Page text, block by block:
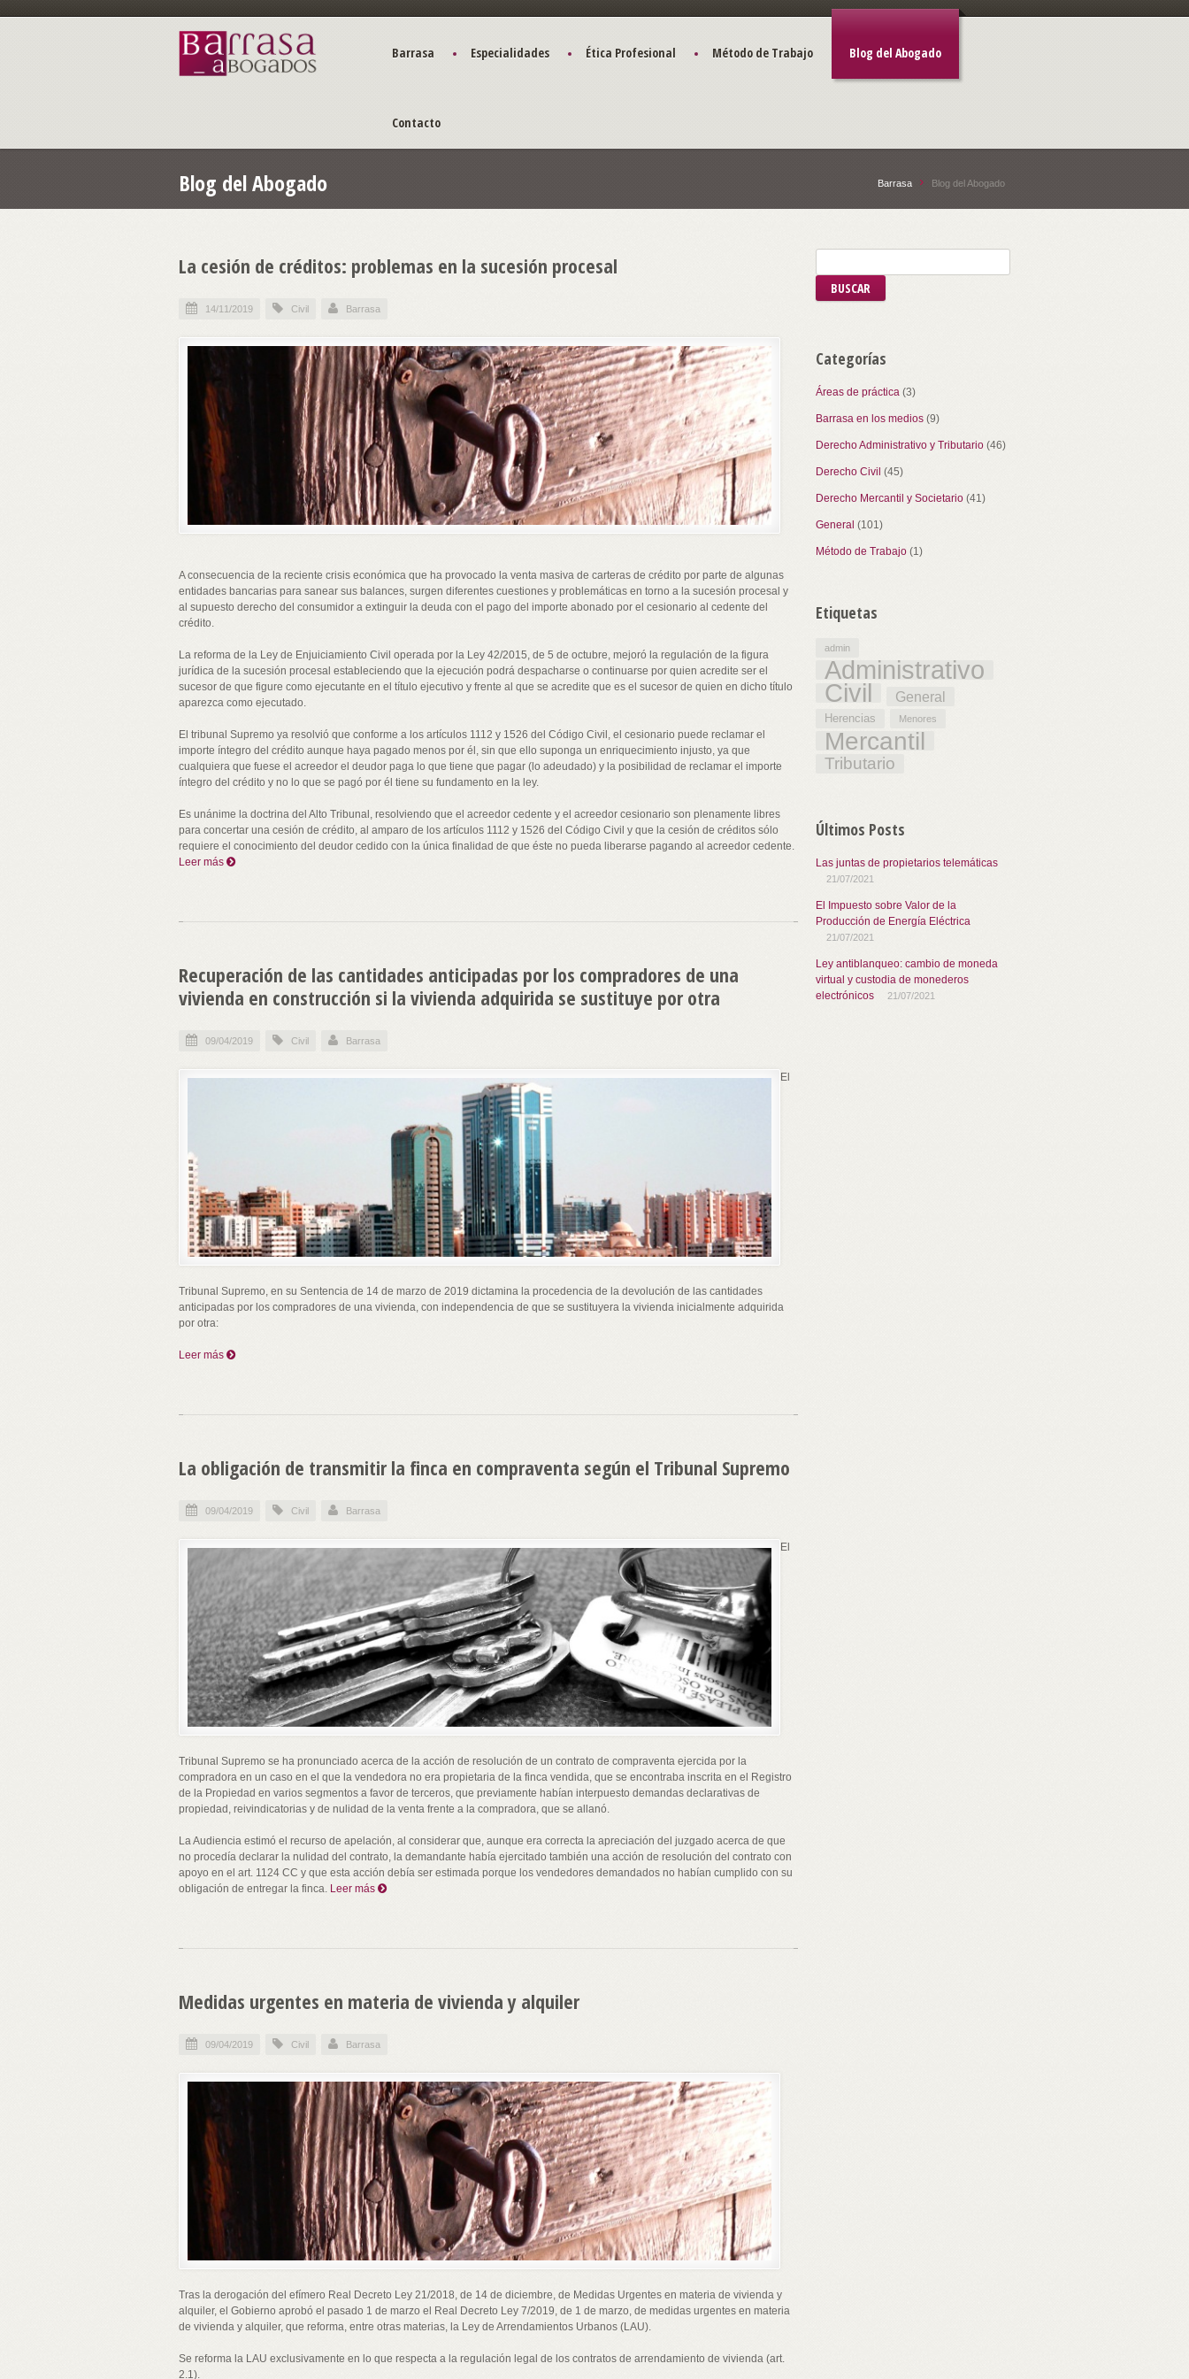
Barrasa Especialidades Ética Profesional Método de Trabajo Blog del Abogado
Contacto
Blog del Abogado Barrasa Blog del Abogado
La cesión de créditos: problemas en la sucesión procesal
14/11/2019 Civil Barrasa
A consecuencia de la reciente crisis económica que ha provocado la venta masiva de carteras de crédito por parte de algunas
entidades bancarias para sanear sus balances, surgen diferentes cuestiones y problemáticas en torno a la sucesión procesal y
al supuesto derecho del consumidor a extinguir la deuda con el pago del importe abonado por el cesionario al cedente del
crédito.
La reforma de la Ley de Enjuiciamiento Civil operada por la Ley 42/2015, de 5 de octubre, mejoró la regulación de la figura
jurídica de la sucesión procesal estableciendo que la ejecución podrá despacharse o continuarse por quien acredite ser el
sucesor de que figure como ejecutante en el título ejecutivo y frente al que se acredite que es el sucesor de quien en dicho título
aparezca como ejecutado.
El tribunal Supremo ya resolvió que conforme a los artículos 1112 y 1526 del Código Civil, el cesionario puede reclamar el
importe íntegro del crédito aunque haya pagado menos por él, sin que ello suponga un enriquecimiento injusto, ya que
cualquiera que fuese el acreedor el deudor paga lo que tiene que pagar (lo adeudado) y la posibilidad de reclamar el importe
íntegro del crédito y no lo que se pagó por él tiene su fundamento en la ley.
Es unánime la doctrina del Alto Tribunal, resolviendo que el acreedor cedente y el acreedor cesionario son plenamente libres
para concertar una cesión de crédito, al amparo de los artículos 1112 y 1526 del Código Civil y que la cesión de créditos sólo
requiere el conocimiento del deudor cedido con la única finalidad de que éste no pueda liberarse pagando al acreedor cedente.
Leer más
Recuperación de las cantidades anticipadas por los compradores de una
vivienda en construcción si la vivienda adquirida se sustituye por otra
09/04/2019 Civil Barrasa
El
Tribunal Supremo, en su Sentencia de 14 de marzo de 2019 dictamina la procedencia de la devolución de las cantidades
anticipadas por los compradores de una vivienda, con independencia de que se sustituyera la vivienda inicialmente adquirida
por otra:
Leer más
La obligación de transmitir la finca en compraventa según el Tribunal Supremo
09/04/2019 Civil Barrasa
El
Tribunal Supremo se ha pronunciado acerca de la acción de resolución de un contrato de compraventa ejercida por la
compradora en un caso en el que la vendedora no era propietaria de la finca vendida, que se encontraba inscrita en el Registro
de la Propiedad en varios segmentos a favor de terceros, que previamente habían interpuesto demandas declarativas de
propiedad, reivindicatorias y de nulidad de la venta frente a la compradora, que se allanó.
La Audiencia estimó el recurso de apelación, al considerar que, aunque era correcta la apreciación del juzgado acerca de que
no procedía declarar la nulidad del contrato, la demandante había ejercitado también una acción de resolución del contrato con
apoyo en el art. 1124 CC y que esta acción debía ser estimada porque los vendedores demandados no habían cumplido con su
obligación de entregar la finca. Leer más
Medidas urgentes en materia de vivienda y alquiler
09/04/2019 Civil Barrasa
Tras la derogación del efímero Real Decreto Ley 21/2018, de 14 de diciembre, de Medidas Urgentes en materia de vivienda y
alquiler, el Gobierno aprobó el pasado 1 de marzo el Real Decreto Ley 7/2019, de 1 de marzo, de medidas urgentes en materia
de vivienda y alquiler, que reforma, entre otras materias, la Ley de Arrendamientos Urbanos (LAU).
Se reforma la LAU exclusivamente en lo que respecta a la regulación legal de los contratos de arrendamiento de vivienda (art.
2.1).
Categorías
Áreas de práctica (3)
Barrasa en los medios (9)
Derecho Administrativo y Tributario (46)
Derecho Civil (45)
Derecho Mercantil y Societario (41)
General (101)
Método de Trabajo (1)
Etiquetas
admin
Administrativo
Civil General
Herencias Menores
Mercantil
Tributario
Últimos Posts
Las juntas de propietarios telemáticas
21/07/2021
El Impuesto sobre Valor de la
Producción de Energía Eléctrica
21/07/2021
Ley antiblanqueo: cambio de moneda
virtual y custodia de monederos
electrónicos
21/07/2021